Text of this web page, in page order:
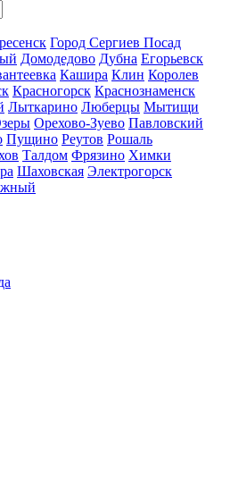
Город Сергиев Посад
Домодедово Дубна Егорьевск
Кашира Клин Королев
Красногорск Краснознаменск
Лыткарино Люберцы Мытищи
Орехово-Зуево Павловский
Пущино Реутов Рошаль
Талдом Фрязино Химки
Шаховская Электрогорск